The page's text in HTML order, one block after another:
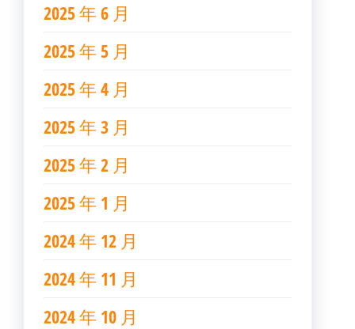
2025 年 6 月
2025 年 5 月
2025 年 4 月
2025 年 3 月
2025 年 2 月
2025 年 1 月
2024 年 12 月
2024 年 11 月
2024 年 10 月